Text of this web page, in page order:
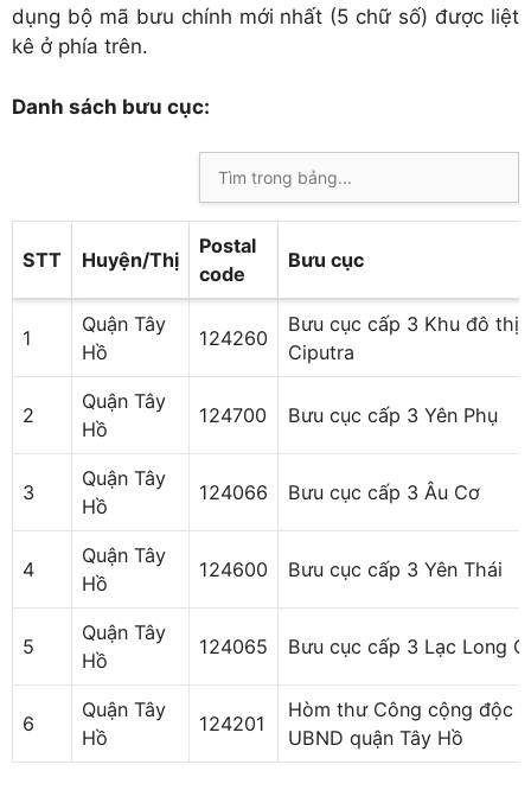
dụng bộ mã bưu chính mới nhất (5 chữ số) được liệt
kê ở phía trên.
Danh sách bưu cục:
STT Huyện/Thị
Postal
code
Bưu cục
1
Quận Tây
Hồ
124260
Bưu cục cấp 3 Khu đô thị
Ciputra
2
Quận Tây
Hồ
124700 Bưu cục cấp 3 Yên Phụ
3
Quận Tây
Hồ
124066 Bưu cục cấp 3 Âu Cơ
4
Quận Tây
Hồ
124600 Bưu cục cấp 3 Yên Thái
5
Quận Tây
Hồ
124065 Bưu cục cấp 3 Lạc Long
6
Quận Tây
Hồ
124201
Hòm thư Công cộng độc
UBND quận Tây Hồ